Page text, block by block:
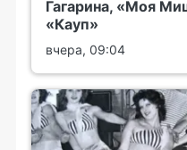
Гагарина, «Моя
«Кауп»
вчера, 09:04